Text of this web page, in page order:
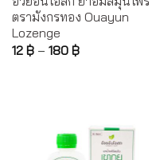
ตรามังกรทอง Ouayun
Lozenge
12 ฿– 180 ฿